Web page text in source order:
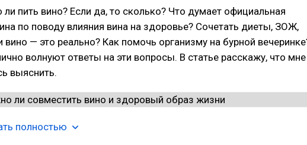
пить вино? Если да, то сколько? Что думает официальная
по поводу влияния вина на здоровье? Сочетать диеты, ЗОЖ,
вино — это реально? Как помочь организму на бурной
волнуют ответы на эти вопросы. В статье расскажу, что мне
выяснить.
полностью